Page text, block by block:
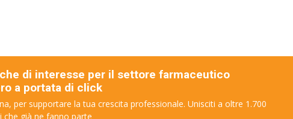
di interesse per il settore farmaceutico
a portata di click
per supportare la tua crescita professionale. Unisciti a oltre 1.700
che già ne fanno parte